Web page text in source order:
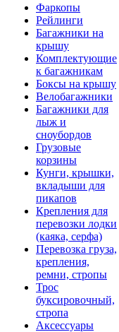
Фаркопы
Рейлинги
Багажники на
крышу
Комплектующие
к багажникам
Боксы на крышу
Велобагажники
Багажники для
лыж и
сноубордов
Грузовые
корзины
Кунги, крышки,
вкладыши для
пикапов
Крепления для
перевозки лодки
(каяка, серфа)
Перевозка груза,
крепления,
ремни, стропы
Трос
буксировочный,
стропа
Аксессуары